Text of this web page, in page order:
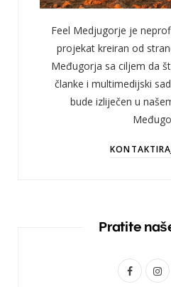
Feel Medjugorje je
projekat kreiran od
Međugorja sa ciljem da
članke i multimedijski
bude izliječen u
Pratite
F
I